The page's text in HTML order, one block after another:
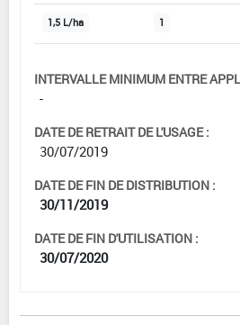
1,5 L/ha 1
INTERVALLE MINIMUM ENTRE
-
DATE DE RETRAIT DE L'USAGE :
30/07/2019
DATE DE FIN DE DISTRIBUTION :
30/11/2019
DATE DE FIN D'UTILISATION :
30/07/2020